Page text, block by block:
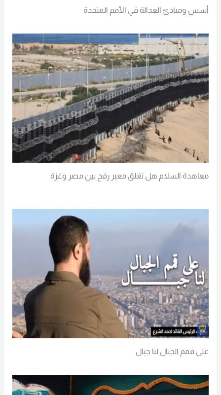
أسس ومبادئ العدالة في الأمم المتحدة
معاهدة السلام هل تغلق معبر رفح بين مصر وغزة
على قمم الجبال لنا جبال